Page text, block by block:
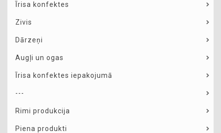
Īrisa konfektes
Zivis
Dārzeņi
Augļi un ogas
Īrisa konfektes iepakojumā
---
Rimi produkcija
Piena produkti